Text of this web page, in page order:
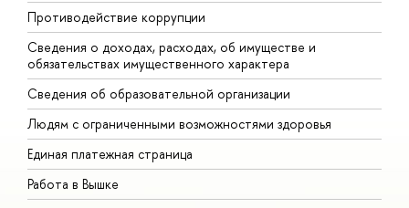
Противодействие коррупции
Сведения о доходах, расходах, об имуществе и
обязательствах имущественного характера
Сведения об образовательной организации
Людям с ограниченными возможностями здоровья
Единая платежная страница
Работа в Вышке